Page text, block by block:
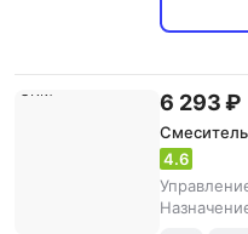
6 293 ₽
4.6